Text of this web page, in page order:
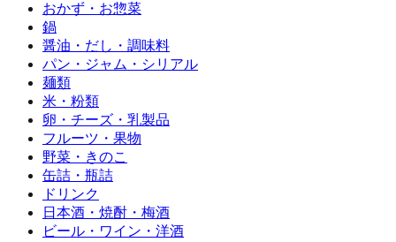
おかず・お惣菜
鍋
醤油・だし・調味料
パン・ジャム・シリアル
麺類
米・粉類
卵・チーズ・乳製品
フルーツ・果物
野菜・きのこ
缶詰・瓶詰
ドリンク
日本酒・焼酎・梅酒
ビール・ワイン・洋酒